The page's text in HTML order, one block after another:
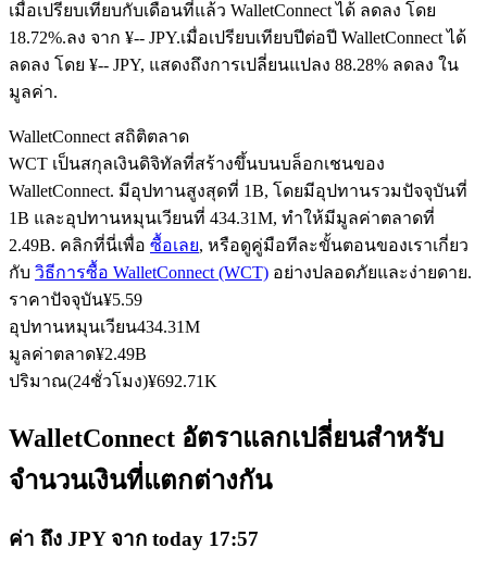
คัดลอกการซื้อขาย
เข้าร่วมกับเทรดเดอร์ชั้นนำ
เป็นเทรดเดอร์คัดลอก
เพลิดเพลินกับการแบ่งปันผลกำไรและค่าคอมมิชชั่นการคัด
เมื่อเปรียบเทียบกับเดือนที่แล้ว WalletConnect ได้ ลดลง โดย
18.72%.ลง จาก ¥-- JPY.เมื่อเปรียบเทียบปีต่อปี WalletConnect ได้
ลดลง โดย ¥-- JPY, แสดงถึงการเปลี่ยนแปลง 88.28% ลดลง ใน
มูลค่า.
WalletConnect สถิติตลาด
WCT เป็นสกุลเงินดิจิทัลที่สร้างขึ้นบนบล็อกเชนของ
WalletConnect. มีอุปทานสูงสุดที่ 1B, โดยมีอุปทานรวมปัจจุบันที่
1B และอุปทานหมุนเวียนที่ 434.31M, ทำให้มีมูลค่าตลาดที่
2.49B. คลิกที่นี่เพื่อ ซื้อเลย, หรือดูคู่มือทีละขั้นตอนของเราเกี่ยว
กับ วิธีการซื้อ WalletConnect (WCT) อย่างปลอดภัยและง่ายดาย.
ราคาปัจจุบัน¥5.59
อุปทานหมุนเวียน434.31M
มูลค่าตลาด¥2.49B
ปริมาณ(24ชั่วโมง)¥692.71K
WalletConnect อัตราแลกเปลี่ยนสำหรับ
จำนวนเงินที่แตกต่างกัน
ค่า ถึง JPY จาก today 17:57